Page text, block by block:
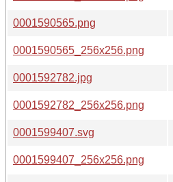
0001590565.png
0001590565_256x256.png
0001592782.jpg
0001592782_256x256.png
0001599407.svg
0001599407_256x256.png